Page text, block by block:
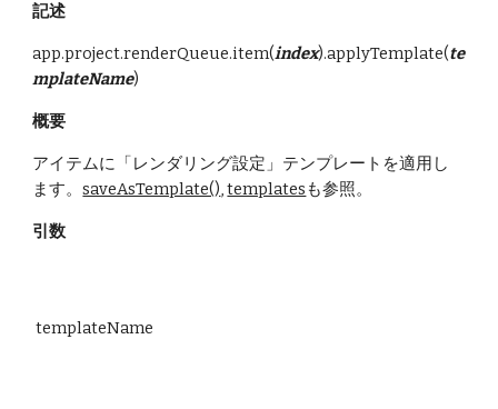
記述
app.project.renderQueue.item(index).applyTemplate(te
mplateName)
概要
アイテムに「レンダリング設定」テンプレートを適用し
ます。saveAsTemplate(), templates も参照。
引数
templateName